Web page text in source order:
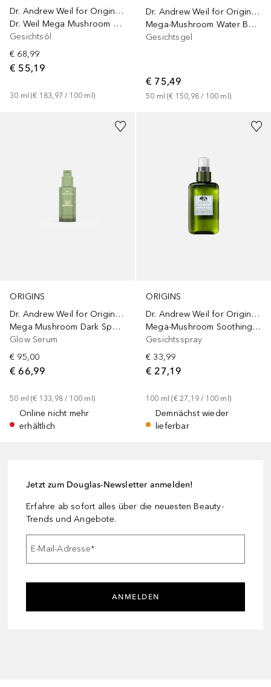
Dr. Andrew Weil for Origins™
Dr. Weil Mega Mushroom Rescue Concentrate
Gesichtsöl
€ 68,99
€ 55,19
30 ml (€ 183,97 / 100 ml )
Dr. Andrew Weil for Origins™
Mega-Mushroom Water Burst Gel
Gesichtsgel
€ 75,49
50 ml (€ 150,98 / 100 ml)
ORIGINS
Dr. Andrew Weil for Origins™
Mega Mushroom Dark Spot Corrector
Glow Serum
€ 95,00
€ 66,99
50 ml (€ 133,98 / 100 ml)
Online nicht mehr
erhältlich
ORIGINS
Dr. Andrew Weil for Origins™
Mega-Mushroom Soothing Hydra-Mist with Reishi and Snow Mushroom
Gesichtsspray
€ 33,99
€ 27,19
100 ml (€ 27,19 / 100 ml)
Demnächst wieder
lieferbar
Jetzt zum Douglas-Newsletter anmelden!
Erfahre ab sofort alles über die neuesten Beauty-
Trends und Angebote.
E-Mail-Adresse*
ANMELDEN